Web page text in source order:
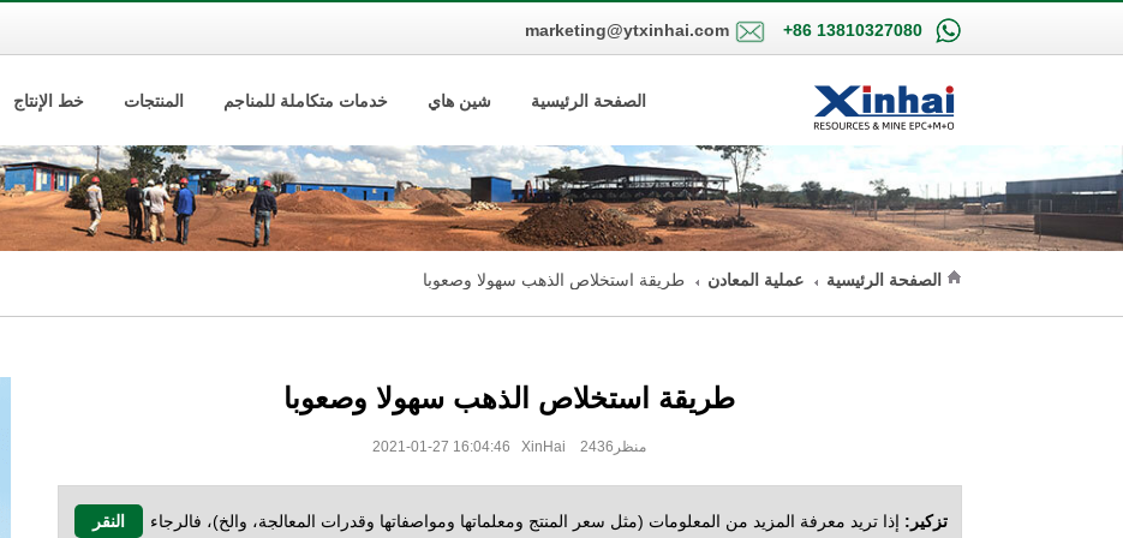
marketing@ytxinhai.com +86 13810327080
الصفحة الرئيسية شين هاي خدمات متكاملة للمناجم المنتجات خط الإنتاج
الصفحة الرئيسية عملية المعادن طريقة استخلاص الذهب سهولا وصعوبا
طريقة استخلاص الذهب سهولا وصعوبا
2021-01-27 16:04:46 XinHai منظر2436
تزكير: إذا تريد معرفة المزيد من المعلومات (مثل سعر المنتج ومعلماتها ومواصفاتها وقدرات المعالجة، والخ)، فالرجاء
النقر